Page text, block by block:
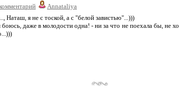
Annataliya
Наташ, я не с тоской, а с "белой завистью"...)))
даже в молодости одна! - ни за что не поехала бы, не